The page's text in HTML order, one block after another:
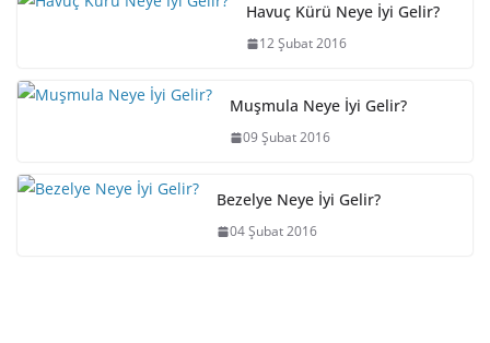
Havuç Kürü Neye İyi Gelir?
12 Şubat 2016
Muşmula Neye İyi Gelir?
09 Şubat 2016
Bezelye Neye İyi Gelir?
04 Şubat 2016